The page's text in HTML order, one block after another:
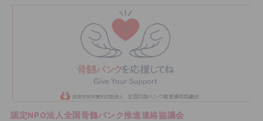
認定NPO法人全国骨髄バンク推進連絡協議会